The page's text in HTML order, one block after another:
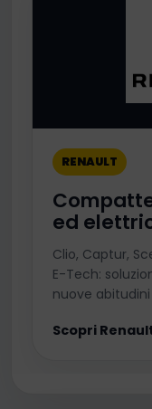
RENAULT
ed
Clio, Captur,
E-Tech:
nuove
Scopri